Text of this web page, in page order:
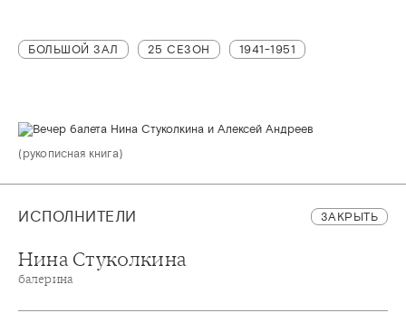
БОЛЬШОЙ ЗАЛ 25 СЕЗОН 1941-1951
(рукописная книга)
ИСПОЛНИТЕЛИ ЗАКРЫТЬ
Нина Стуколкина
балерина